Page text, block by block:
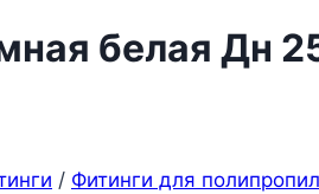
белая Дн
/ Фитинги для